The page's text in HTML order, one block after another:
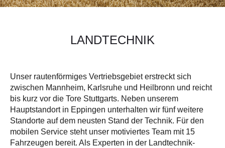
LANDTECHNIK
Unser rautenförmiges Vertriebsgebiet erstreckt sich
zwischen Mannheim, Karlsruhe und Heilbronn und reicht
bis kurz vor die Tore Stuttgarts. Neben unserem
Hauptstandort in Eppingen unterhalten wir fünf weitere
Standorte auf dem neusten Stand der Technik. Für den
mobilen Service steht unser motiviertes Team mit 15
Fahrzeugen bereit. Als Experten in der Landtechnik-